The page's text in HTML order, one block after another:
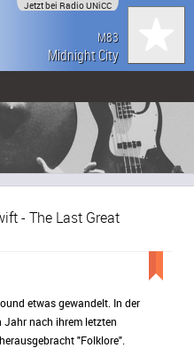
Jetzt bei Radio UNiCC
M83
Midnight City
- The Last Great
etwas gewandelt. In der
nach ihrem letzten
"Folklore".